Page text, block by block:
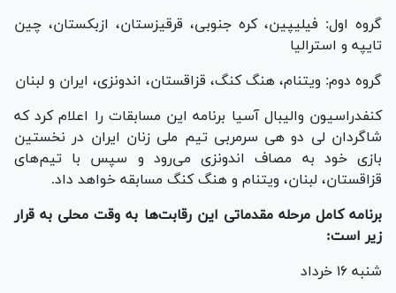
گروه اول: فیلیپین، کره جنوبی، قرقیزستان، ازبکستان، چین
تایپه و استرالیا
گروه دوم: ویتنام، هنگ کنگ، قزاقستان، اندونزی، ایران و لبنان
کنفدراسیون والیبال آسیا برنامه این مسابقات را اعلام کرد که
شاگردان لی دو هی سرمربی تیم ملی زنان ایران در نخستین
بازی خود به مصاف اندونزی می‌رود و سپس با تیم‌های
قزاقستان، لبنان، ویتنام و هنگ کنگ مسابقه خواهد داد.
برنامه کامل مرحله مقدماتی این رقابت‌ها به وقت محلی به قرار
زیر است:
شنبه ۱۶ خرداد